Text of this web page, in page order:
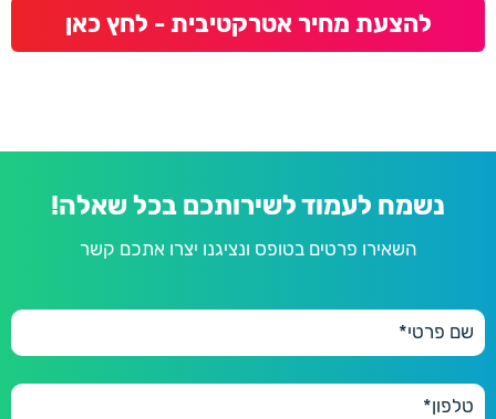
להצעת מחיר אטרקטיבית - לחץ כאן
נשמח לעמוד לשירותכם בכל שאלה!
השאירו פרטים בטופס ונציגנו יצרו אתכם קשר